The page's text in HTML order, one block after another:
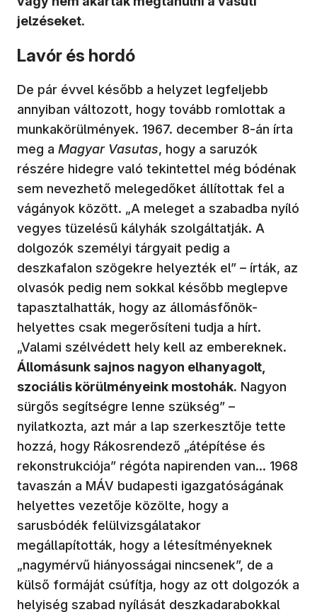
jelzéseket.
Lavór és hordó
De pár évvel később a helyzet legfeljebb
annyiban változott, hogy tovább romlottak a
munkakörülmények. 1967. december 8-án írta
meg a Magyar Vasutas, hogy a saruzók
részére hidegre való tekintettel még bódénak
sem nevezhető melegedőket állítottak fel a
vágányok között. „A meleget a szabadba nyíló
vegyes tüzelésű kályhák szolgáltatják. A
dolgozók személyi tárgyait pedig a
deszkafalon szögekre helyezték el” – írták, az
olvasók pedig nem sokkal később meglepve
tapasztalhatták, hogy az állomásfőnök-
helyettes csak megerősíteni tudja a hírt.
„Valami szélvédett hely kell az embereknek.
Állomásunk sajnos nagyon elhanyagolt,
szociális körülményeink mostohák. Nagyon
sürgős segítségre lenne szükség” –
nyilatkozta, azt már a lap szerkesztője tette
hozzá, hogy Rákosrendező „átépítése és
rekonstrukciója” régóta napirenden van... 1968
tavaszán a MÁV budapesti igazgatóságának
helyettes vezetője közölte, hogy a
sarusbódék felülvizsgálatakor
megállapították, hogy a létesítményeknek
„nagymérvű hiányosságai nincsenek”, de a
külső formáját csúfítja, hogy az ott dolgozók a
helyiség szabad nyílását deszkadarabokkal